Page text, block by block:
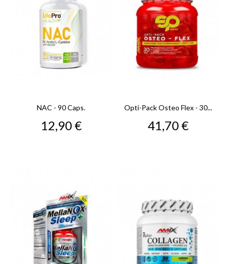
NAC - 90 Caps.
Precio
12,90 €
Opti-Pack Osteo Flex - 30...
Precio
41,70 €